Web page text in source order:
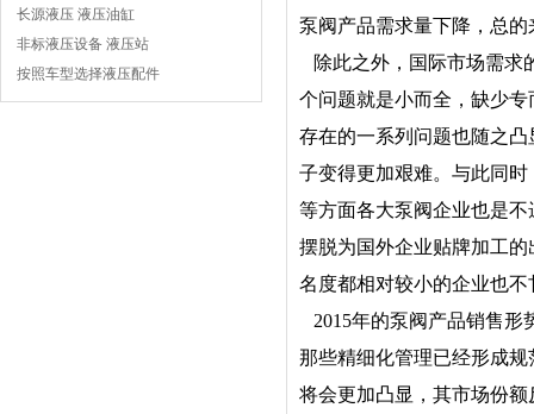
长源液压 液压油缸
非标液压设备 液压站
按照车型选择液压配件
泵阀产品需求量下降，总
除此之外，国际市场需求
个问题就是小而全，缺少
存在的一系列问题也随之
子变得更加艰难。与此同
等方面各大泵阀企业也是
摆脱为国外企业贴牌加工
名度都相对较小的企业也
2015年的泵阀产品销售形
那些精细化管理已经形成
将会更加凸显，其市场份